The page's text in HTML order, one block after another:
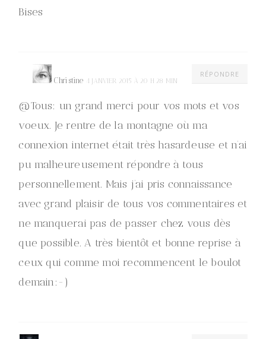
Bises
RÉPONDRE
Christine 4 JANVIER 2015 À 20 H 28 MIN
@Tous: un grand merci pour vos mots et vos
voeux. Je rentre de la montagne où ma
connexion internet était très hasardeuse et n’ai
pu malheureusement répondre à tous
personnellement. Mais j’ai pris connaissance
avec grand plaisir de tous vos commentaires et
ne manquerai pas de passer chez vous dès
que possible. A très bientôt et bonne reprise à
ceux qui comme moi recommencent le boulot
demain:-)